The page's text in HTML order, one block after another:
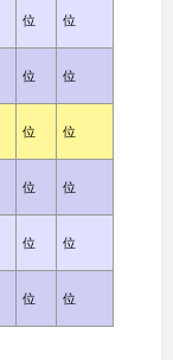
位 位
位 位
位 位
位 位
位 位
位 位